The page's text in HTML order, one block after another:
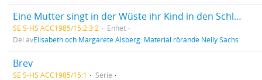
Eine Mutter singt in der Wüste ihr Kind in den Schlaf. Der Sand brennt nicht nicht mehr.
SE S-HS ACC1985/15:2:3:2
Enhet
Del avElisabeth och Margarete Alsberg: Material rörande Nelly Sachs
Brev
SE S-HS ACC1985/15:1
Serie